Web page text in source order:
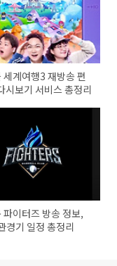
세계여행3 재방송 편
시보기 서비스 총정리
파이터즈 방송 정보,
경기 일정 총정리